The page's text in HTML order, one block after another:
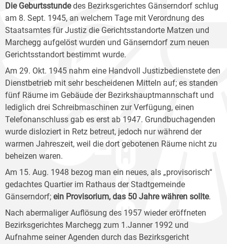
Die Geburtsstundedes Bezirksgerichtes Gänserndorf schlug
am 8. Sept. 1945, an welchem Tage mit Verordnung des
Staatsamtes für Justiz die Gerichtsstandorte Matzen und
Marchegg aufgelöst wurden und Gänserndorf zum neuen
Gerichtsstandort bestimmt wurde.
Am 29. Okt. 1945 nahm eine Handvoll Justizbedienstete den
Dienstbetrieb mit sehr bescheidenen Mitteln auf; es standen
fünf Räume im Gebäude der Bezirkshauptmannschaft und
lediglich drei Schreibmaschinen zur Verfügung, einen
Telefonanschluss gab es erst ab 1947. Grundbuchagenden
wurde disloziert in Retz betreut, jedoch nur während der
warmen Jahreszeit, weil die dort gebotenen Räume nicht zu
beheizen waren.
Am 15. Aug. 1948 bezog man ein neues, als „provisorisch“
gedachtes Quartier im Rathaus der Stadtgemeinde
Gänserndorf; ein Provisorium, das 50 Jahre währen sollte.
Nach abermaliger Auflösung des 1957 wieder eröffneten
Bezirksgerichtes Marchegg zum 1.Janner 1992 und
Aufnahme seiner Agenden durch das Bezirksgericht